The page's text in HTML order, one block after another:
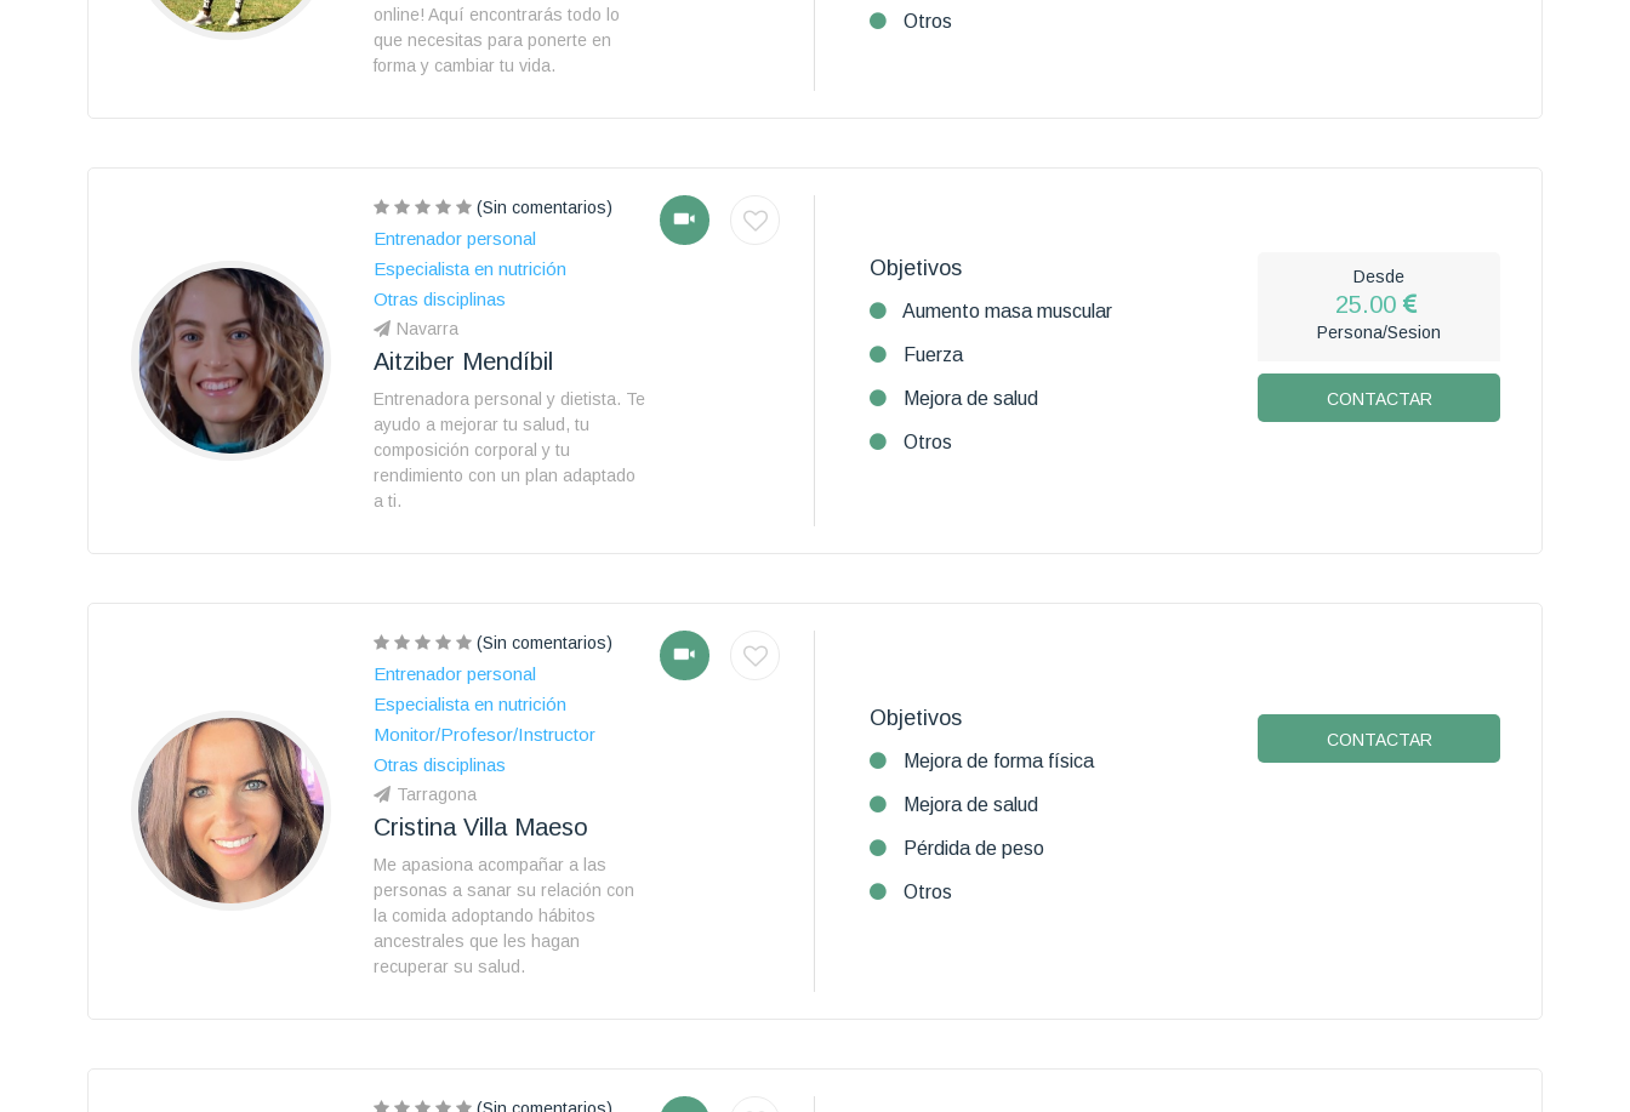
online! Aquí encontrarás todo lo
que necesitas para ponerte en
forma y cambiar tu vida.
Otros
(Sin comentarios)
Entrenador personal
Especialista en nutrición
Otras disciplinas
Navarra
Aitziber Mendíbil
Entrenadora personal y dietista. Te
ayudo a mejorar tu salud, tu
composición corporal y tu
rendimiento con un plan adaptado
a ti.
Objetivos
Aumento masa muscular
Fuerza
Mejora de salud
Otros
Desde
25.00
Persona/Sesion
CONTACTAR
(Sin comentarios)
Entrenador personal
Especialista en nutrición
Monitor/Profesor/Instructor
Otras disciplinas
Tarragona
Cristina Villa Maeso
Me apasiona acompañar a las
personas a sanar su relación con
la comida adoptando hábitos
ancestrales que les hagan
recuperar su salud.
Objetivos
Mejora de forma física
Mejora de salud
Pérdida de peso
Otros
CONTACTAR